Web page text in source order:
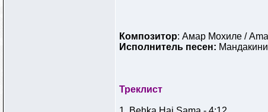
Композитор: Амар Мохиле /
Исполнитель песен: Мандакини
Треклист